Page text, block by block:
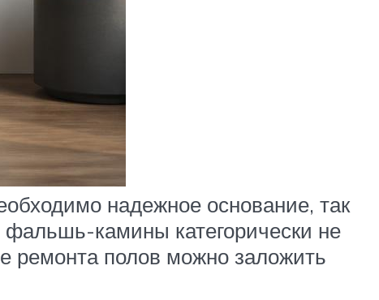
надежное основание, так
камины категорически не
ремонта полов можно заложить